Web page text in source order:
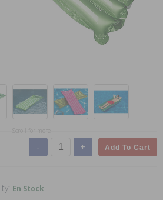
- + Add To Cart
En Stock